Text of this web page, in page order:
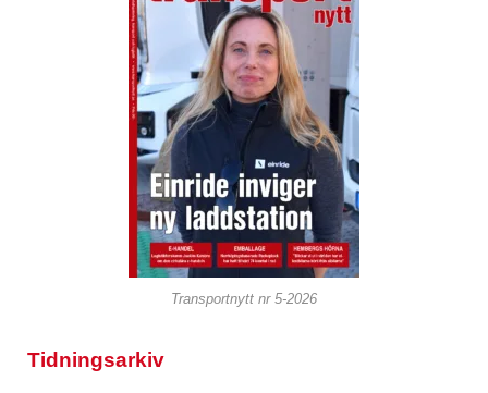
Transportnytt nr 5-2026
Tidningsarkiv